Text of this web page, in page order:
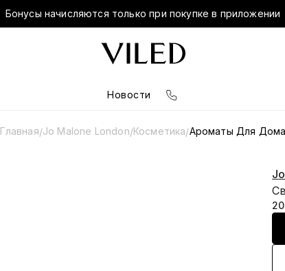
Бонусы начисляются только при покупке в приложении
Новости
Главная/Jo Malone London/Косметика/Ароматы Для Дома